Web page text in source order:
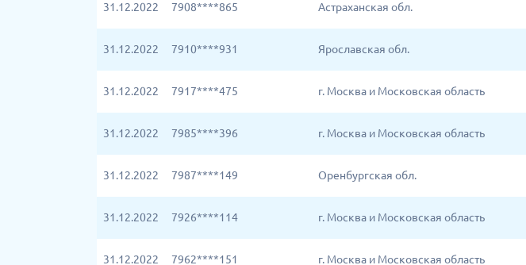
31.12.2022 7908****865 Астраханская обл.
31.12.2022 7910****931 Ярославская обл.
31.12.2022 7917****475 г. Москва и Московская область
31.12.2022 7985****396 г. Москва и Московская область
31.12.2022 7987****149 Оренбургская обл.
31.12.2022 7926****114 г. Москва и Московская область
31.12.2022 7962****151 г. Москва и Московская область